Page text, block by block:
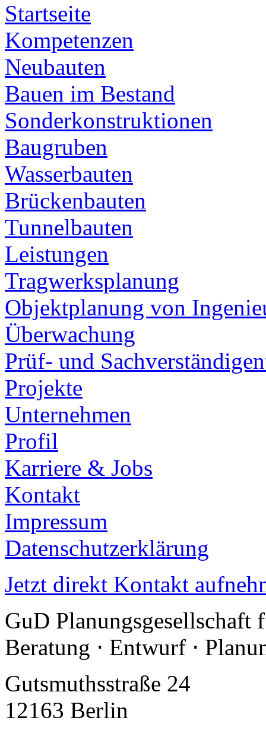
Startseite
Kompetenzen
Neubauten
Bauen im Bestand
Sonderkonstruktionen
Baugruben
Wasserbauten
Brückenbauten
Tunnelbauten
Leistungen
Tragwerksplanung
Objektplanung von
Überwachung
Prüf- und
Projekte
Unternehmen
Profil
Karriere & Jobs
Kontakt
Impressum
Datenschutzerklärung
Jetzt direkt Kontakt
GuD Planungsgesellschaft
Beratung ⋅ Entwurf ⋅
Gutsmuthsstraße 24
12163 Berlin